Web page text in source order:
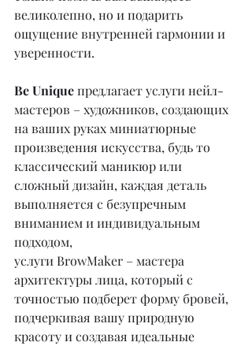
великолепно, но и подарить
ощущение внутренней гармонии и
уверенности.
Be Unique предлагает услуги нейл-
мастеров – художников, создающих
на ваших руках миниатюрные
произведения искусства, будь то
классический маникюр или
сложный дизайн, каждая деталь
выполняется с безупречным
вниманием и индивидуальным
подходом,
услуги BrowMaker – мастера
архитектуры лица, который с
точностью подберет форму бровей,
подчеркивая вашу природную
красоту и создавая идеальные